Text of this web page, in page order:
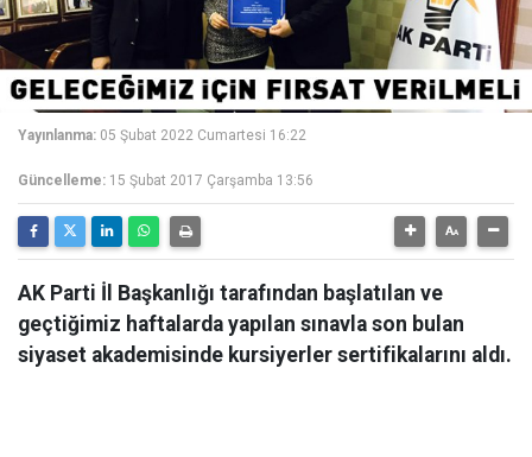
Yayınlanma: 05 Şubat 2022 Cumartesi 16:22
Güncelleme: 15 Şubat 2017 Çarşamba 13:56
AK Parti İl Başkanlığı tarafından başlatılan ve
geçtiğimiz haftalarda yapılan sınavla son bulan
siyaset akademisinde kursiyerler sertifikalarını aldı.